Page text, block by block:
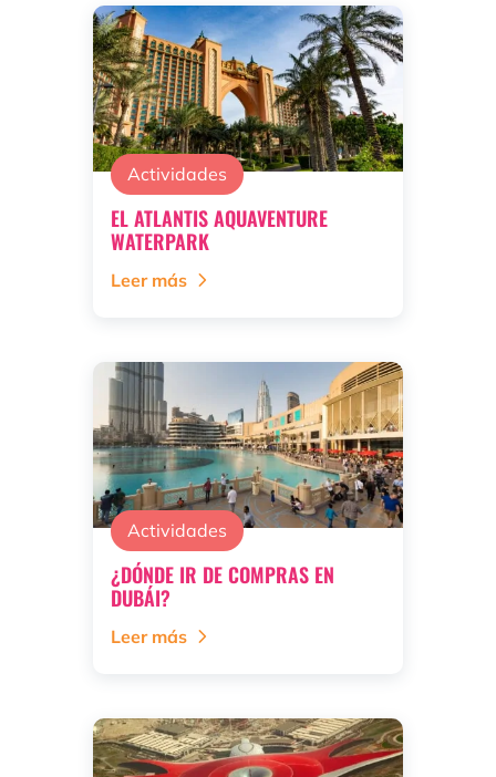
Actividades
EL ATLANTIS AQUAVENTURE
WATERPARK
Leer más
Actividades
¿DÓNDE IR DE COMPRAS EN
DUBÁI?
Leer más